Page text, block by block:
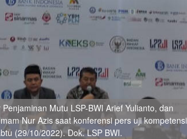
Mutu LSP-BWI Arief Yulianto, dan
Nur Azis saat konferensi pers uji kompetensi
(29/10/2022). Dok. LSP BWI.